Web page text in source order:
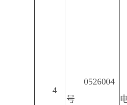
4
0526004
号